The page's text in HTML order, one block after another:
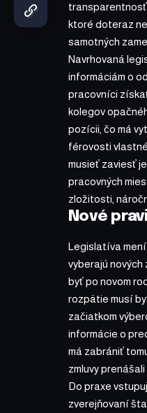
transparentnosť
ktoré doteraz
samotných
Navrhovaná
informáciám o
pracovníci
kolegov
pozícii, čo má
férovosti
musieť zaviesť
pracovných
zložitosti,
Nové
Legislatíva
vyberajú nových
byť po novom
rozpätie musí
začiatkom
informácie o
má zabrániť
zmluvy
Do praxe
zverejňovaní